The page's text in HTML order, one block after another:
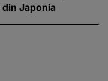
Japonia